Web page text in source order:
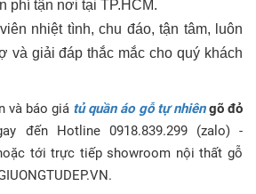
phí tận nơi tại TP.HCM.
nhiệt tình, chu đáo, tận tâm, luôn
và giải đáp thắc mắc cho quý khách
và báo giá tủ quần áo gỗ tự nhiêngõ đỏ
đến Hotline 0918.839.299 (zalo) -
tới trực tiếp showroom nội thất gỗ